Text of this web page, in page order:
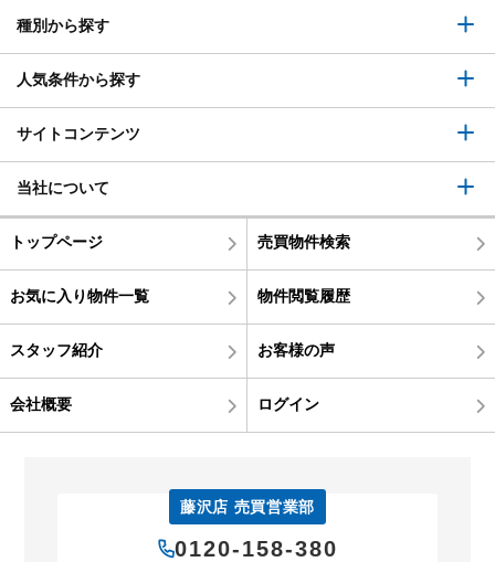
種別から探す
人気条件から探す
サイトコンテンツ
当社について
トップページ 売買物件検索
お気に入り物件一覧 物件閲覧履歴
スタッフ紹介 お客様の声
会社概要 ログイン
藤沢店 売買営業部
0120-158-380